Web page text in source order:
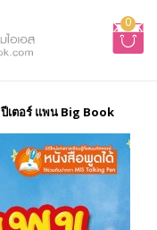
0
ปีเตอร์ แพน Big Book